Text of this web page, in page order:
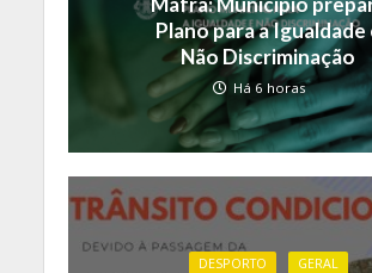
Plano para a Igualdade
Não Discriminação
Há 6 horas
DESPORTO GERAL